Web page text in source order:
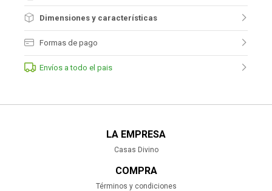
Dimensiones y características
Formas de pago
Envíos a todo el pais
LA EMPRESA
Casas Divino
COMPRA
Términos y condiciones